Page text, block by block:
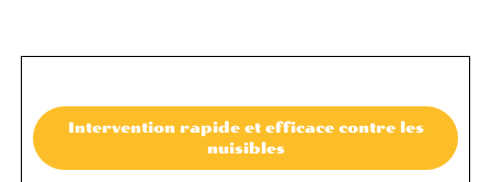
Intervention rapide et efficace contre les
nuisibles